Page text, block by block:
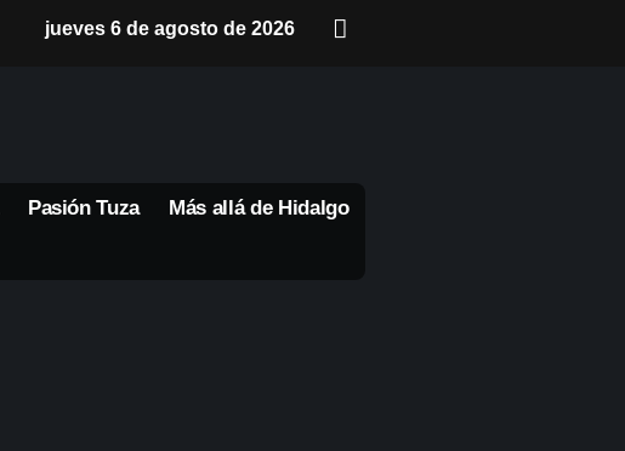
jueves 6 de agosto de 2026
Pasión Tuza Más allá de Hidalgo